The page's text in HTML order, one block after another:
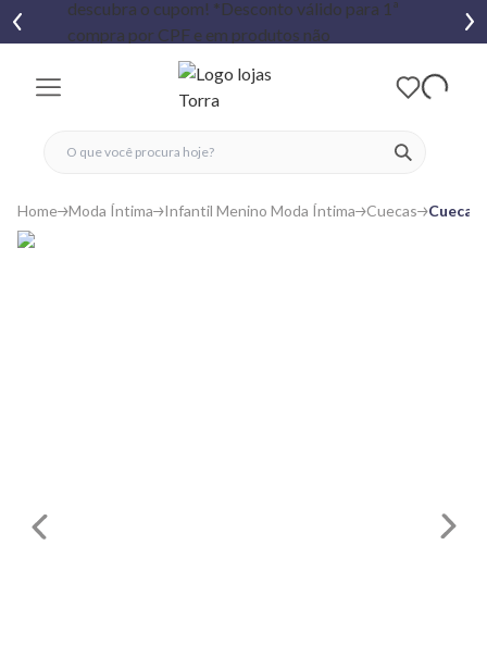
ver
fechar menu
fechar menu
favoritos
Home Moda Íntima Infantil Menino Moda Íntima Cuecas Cueca